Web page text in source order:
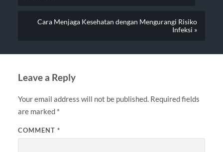
Cara Menjaga Kesehatan dengan Mengurangi Risiko
Infeksi »
Leave a Reply
Your email address will not be published. Required fields
are marked *
COMMENT *